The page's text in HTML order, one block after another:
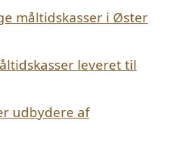
måltidskasser i Øster
leveret til
udbydere af